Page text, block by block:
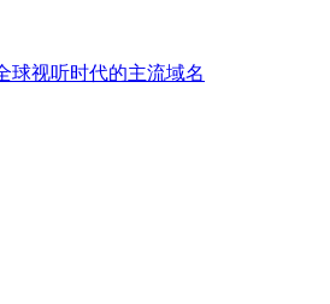
球视听时代的主流域名